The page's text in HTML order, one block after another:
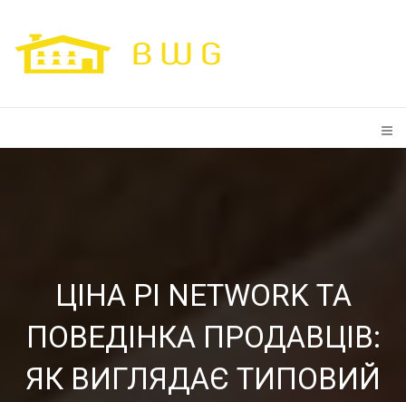
ЦІНА PI NETWORK ТА
ПОВЕДІНКА ПРОДАВЦІВ:
ЯК ВИГЛЯДАЄ ТИПОВИЙ